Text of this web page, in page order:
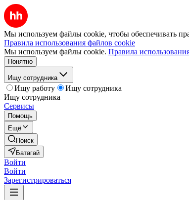
Мы используем файлы cookie, чтобы обеспечивать
Правила использования файлов cookie
Мы используем файлы cookie. Правила
Понятно
Ищу сотрудника
Ищу работу
Ищу сотрудника
Ищу сотрудника
Сервисы
Помощь
Ещё
Поиск
Батагай
Войти
Войти
Зарегистрироваться